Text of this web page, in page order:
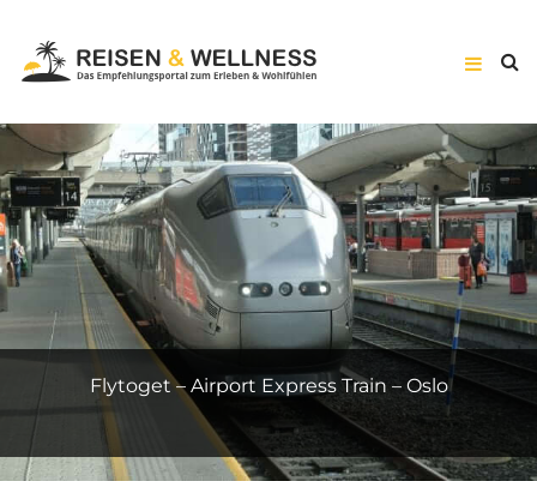
Suite Prestige – Hôtel Vernet – Paris